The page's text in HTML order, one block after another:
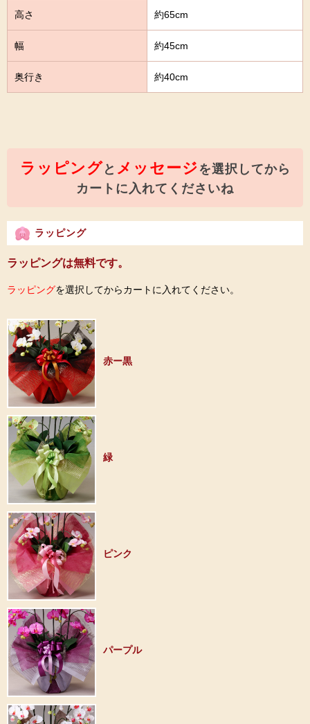
高さ 約65cm
幅 約45cm
奥行き 約40cm
ラッピングと メッセージ を選択してから
カートに入れてくださいね
ラッピング
ラッピングは無料です。
ラッピングを選択してからカートに入れてください。
赤ー黒
緑
ピンク
パープル